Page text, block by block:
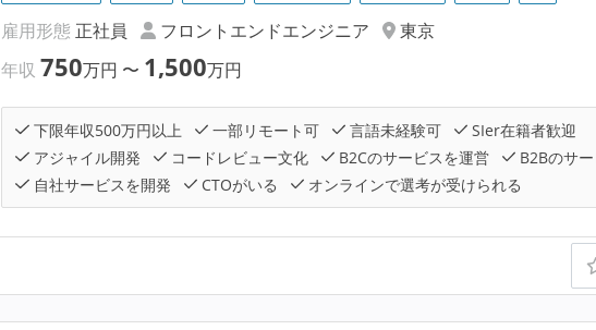
雇用形態 正社員 フロントエンドエンジニア
東京
年収750万円 〜 1,500万円
下限年収500万円以上 一部リモート可 言語未経験可
SIer在籍者歓迎
アジャイル開発
コードレビュー文化 B2Cのサービスを運営
B2Bのサ
自社サービスを開発
CTOがいる オンラインで選考が受けられる